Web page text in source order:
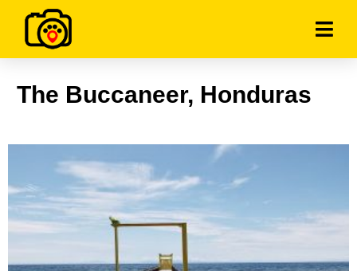
The Buccaneer, Honduras